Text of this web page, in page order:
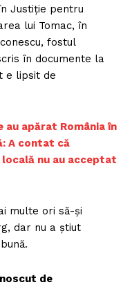
Justiție pentru
lui Tomac, în
fostul
în documente la
e lipsit de
au apărat România în
A contat că
nu au acceptat
multe ori să-și
dar nu a știut
de